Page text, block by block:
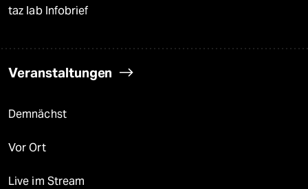
taz lab Infobrief
Veranstaltungen
Demnächst
Vor Ort
Live im Stream